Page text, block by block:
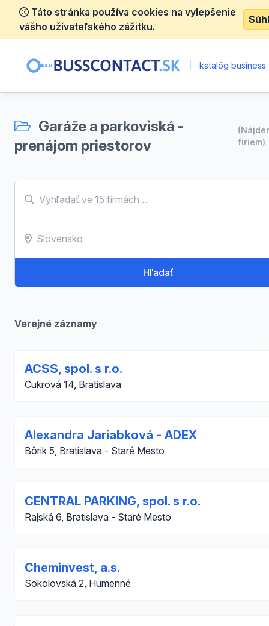
Táto stránka používa cookies na vylepšenie
vášho užívateľského zážitku.
katalóg business
Garáže a parkoviská -
prenájom priestorov
firiem)
Hľadať
Verejné záznamy
ACSS, spol. s r.o.
Cukrová 14, Bratislava
Alexandra Jariabková - ADEX
Bôrik 5, Bratislava - Staré Mesto
CENTRAL PARKING, spol. s r.o.
Rajská 6, Bratislava - Staré Mesto
Cheminvest, a.s.
Sokolovská 2, Humenné